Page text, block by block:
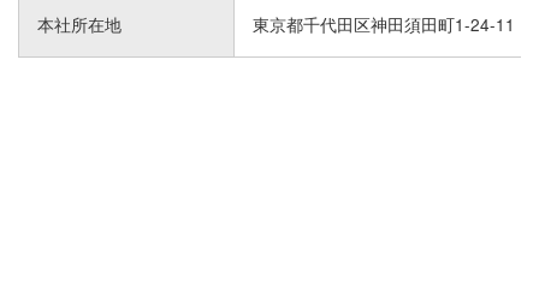
本社所在地 東京都千代田区神田須田町1-24-11